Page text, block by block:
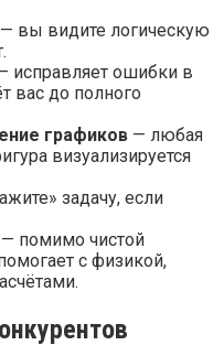
— вы видите логическую
исправляет ошибки в
вас до полного
графиков — любая
визуализируется
задачу, если
— помимо чистой
с физикой,